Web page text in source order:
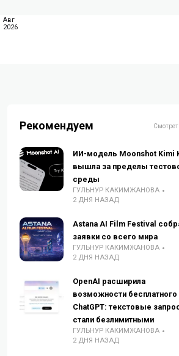
Авг
2026
Рекомендуем
ИИ-модель Moonshot Kimi
вышла за пределы
среды
ГУЛЬНУР КАКИМЖАНОВА
2 ДНЯ НАЗАД
Astana AI Film Festival
заявки со всего мира
ГУЛЬНУР КАКИМЖАНОВА
2 ДНЯ НАЗАД
OpenAI расширила
возможности бесплатного
ChatGPT: текстовые
стали безлимитными
ГУЛЬНУР КАКИМЖАНОВА
2 ДНЯ НАЗАД